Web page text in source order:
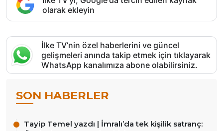
olarak ekleyin
İlke TV’nin özel haberlerini ve güncel
gelişmeleri anında takip etmek için tıklayarak
WhatsApp kanalımıza abone olabilirsiniz.
SON HABERLER
Tayip Temel yazdı | İmralı’da tek kişilik satranç: